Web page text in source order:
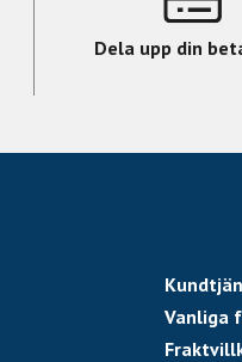
Dela upp din
Vanliga